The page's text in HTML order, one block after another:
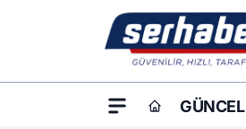
GÜNCEL